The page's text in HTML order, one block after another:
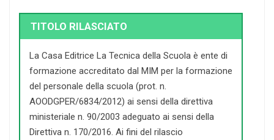
TITOLO RILASCIATO
La Casa Editrice La Tecnica della Scuola è ente di
formazione accreditato dal MIM per la formazione
del personale della scuola (prot. n.
AOODGPER/6834/2012) ai sensi della direttiva
ministeriale n. 90/2003 adeguato ai sensi della
Direttiva n. 170/2016. Ai fini del rilascio